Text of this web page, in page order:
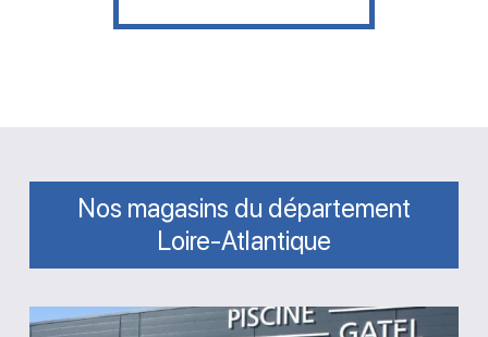
Nos magasins du département
Loire-Atlantique
Magasin